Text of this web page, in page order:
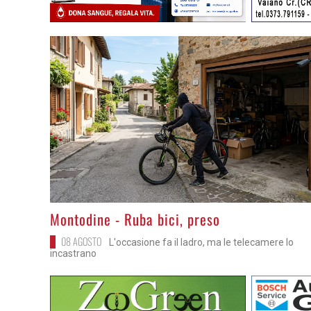
>Montodine - Ruba bici, preso
08 AGOSTO
L'occasione fa il ladro, ma le telecamere lo
incastrano